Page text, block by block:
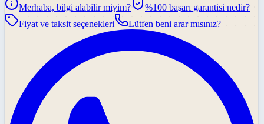
Merhaba, bilgi alabilir miyim?
%100 başarı garantisi nedir?
Fiyat ve taksit seçenekleri
Lütfen beni arar mısınız?